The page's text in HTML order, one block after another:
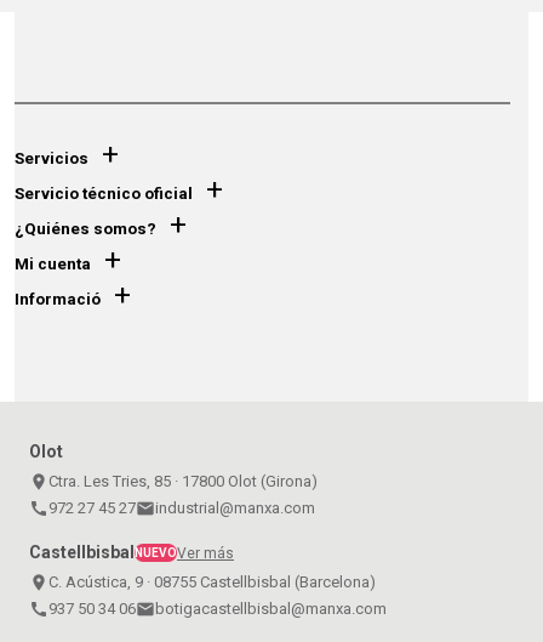
Servicios +
Servicio técnico oficial +
¿Quiénes somos? +
Mi cuenta +
Informació +
Olot
place Ctra. Les Tries, 85 · 17800 Olot (Girona)
call 972 27 45 27emailindustrial@manxa.com
Castellbisbal NUEVOVer más
place C. Acústica, 9 · 08755 Castellbisbal (Barcelona)
call 937 50 34 06email botigacastellbisbal@manxa.com